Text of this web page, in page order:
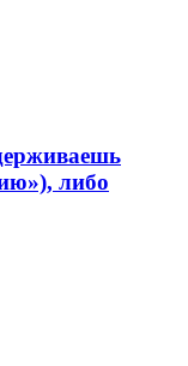
либо